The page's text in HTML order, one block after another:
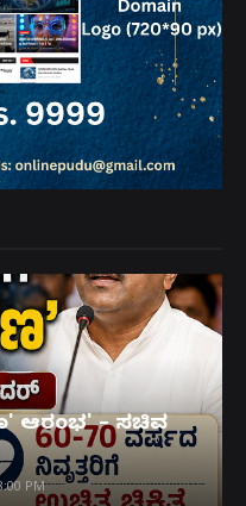
ಆರಂಭ' – ಸಚಿವ
PM